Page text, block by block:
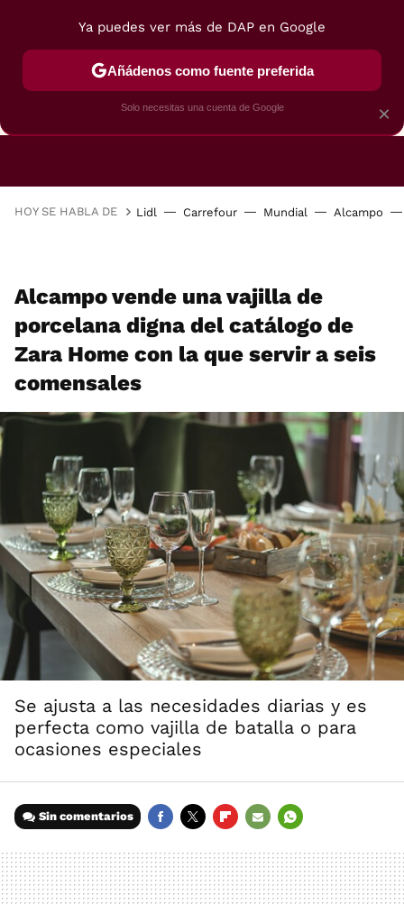
FREIDORAS DE AIRE GUÍAS DE
HOY SE HABLA DE Lidl Carrefour Mundial Alcampo
Alcampo vende una vajilla de
porcelana digna del catálogo de
Zara Home con la que servir a seis
comensales
Se ajusta a las necesidades diarias y es
perfecta como vajilla de batalla o para
ocasiones especiales
Sin comentarios
MAIL
×
Ya puedes ver más de DAP en Google
Añádenos como fuente preferida
Solo necesitas una cuenta de Google